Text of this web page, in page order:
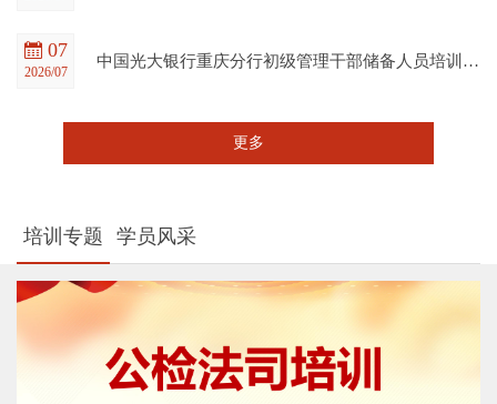
07
2026/07
中国光大银行重庆分行初级管理干部储备人员培训班在四川大学全国干部教育培训基地顺利开班
更多
培训专题 学员风采